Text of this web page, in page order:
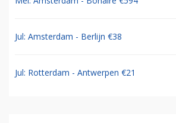
Jul: Amsterdam - Berlijn €38
Jul: Rotterdam - Antwerpen €21